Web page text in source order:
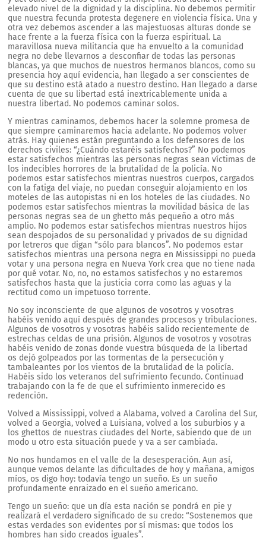
elevado nivel de la dignidad y la disciplina. No debemos permitir
que nuestra fecunda protesta degenere en violencia física. Una y
otra vez debemos ascender a las majestuosas alturas donde se
hace frente a la fuerza física con la fuerza espiritual. La
maravillosa nueva militancia que ha envuelto a la comunidad
negra no debe llevarnos a desconfiar de todas las personas
blancas, ya que muchos de nuestros hermanos blancos, como su
presencia hoy aquí evidencia, han llegado a ser conscientes de
que su destino está atado a nuestro destino. Han llegado a darse
cuenta de que su libertad está inextricablemente unida a
nuestra libertad. No podemos caminar solos.
Y mientras caminamos, debemos hacer la solemne promesa de
que siempre caminaremos hacia adelante. No podemos volver
atrás. Hay quienes están preguntando a los defensores de los
derechos civiles: “¿Cuándo estaréis satisfechos?” No podemos
estar satisfechos mientras las personas negras sean víctimas de
los indecibles horrores de la brutalidad de la policía. No
podemos estar satisfechos mientras nuestros cuerpos, cargados
con la fatiga del viaje, no puedan conseguir alojamiento en los
moteles de las autopistas ni en los hoteles de las ciudades. No
podemos estar satisfechos mientras la movilidad básica de las
personas negras sea de un ghetto más pequeño a otro más
amplio. No podemos estar satisfechos mientras nuestros hijos
sean despojados de su personalidad y privados de su dignidad
por letreros que digan “sólo para blancos”. No podemos estar
satisfechos mientras una persona negra en Mississippi no pueda
votar y una persona negra en Nueva York crea que no tiene nada
por qué votar. No, no, no estamos satisfechos y no estaremos
satisfechos hasta que la justicia corra como las aguas y la
rectitud como un impetuoso torrente.
No soy inconsciente de que algunos de vosotros y vosotras
habéis venido aquí después de grandes procesos y tribulaciones.
Algunos de vosotros y vosotras habéis salido recientemente de
estrechas celdas de una prisión. Algunos de vosotros y vosotras
habéis venido de zonas donde vuestra búsqueda de la libertad
os dejó golpeados por las tormentas de la persecución y
tambaleantes por los vientos de la brutalidad de la policía.
Habéis sido los veteranos del sufrimiento fecundo. Continuad
trabajando con la fe de que el sufrimiento inmerecido es
redención.
Volved a Mississippi, volved a Alabama, volved a Carolina del Sur,
volved a Georgia, volved a Luisiana, volved a los suburbios y a
los ghettos de nuestras ciudades del Norte, sabiendo que de un
modo u otro esta situación puede y va a ser cambiada.
No nos hundamos en el valle de la desesperación. Aun así,
aunque vemos delante las dificultades de hoy y mañana, amigos
míos, os digo hoy: todavía tengo un sueño. Es un sueño
profundamente enraizado en el sueño americano.
Tengo un sueño: que un día esta nación se pondrá en pie y
realizará el verdadero significado de su credo: “Sostenemos que
estas verdades son evidentes por sí mismas: que todos los
hombres han sido creados iguales”.